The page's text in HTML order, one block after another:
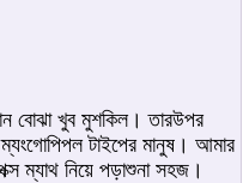
খুব মুশকিল। তারউপর
টাইপের মানুষ। আমার
ম্যাথ নিয়ে পড়াশুনা সহজ।